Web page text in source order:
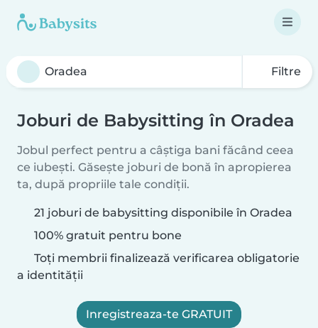
Filtre
Joburi de Babysitting în Oradea
Jobul perfect pentru a câștiga bani făcând ceea
ce iubești. Găsește joburi de bonă în apropierea
ta, după propriile tale condiții.
21 joburi de babysitting disponibile în Oradea
100% gratuit pentru bone
Toți membrii finalizează verificarea obligatorie
a identității
Inregistreaza-te GRATUIT